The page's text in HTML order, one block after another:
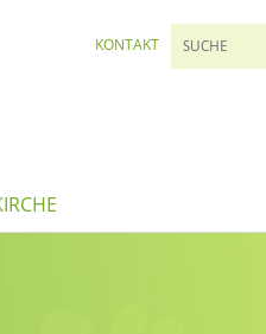
KONTAKT